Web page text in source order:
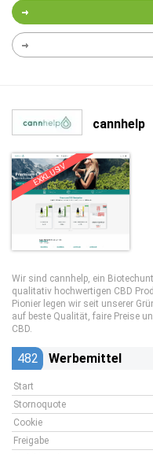
cannhelp
EXKLUSIV
Wir sind cannhelp, ein
qualitativ hochwertigen CBD
Pionier legen wir seit unserer
auf beste Qualität, faire Preise
CBD.
482 Werbemittel
Start
Stornoquote
Cookie
Freigabe